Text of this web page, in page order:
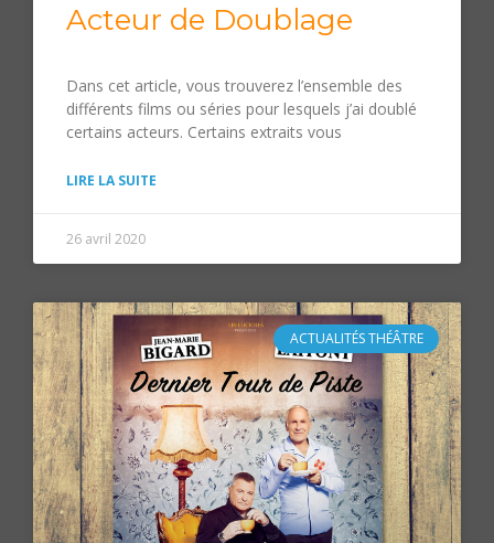
Acteur de Doublage
Dans cet article, vous trouverez l’ensemble des
différents films ou séries pour lesquels j’ai doublé
certains acteurs. Certains extraits vous
LIRE LA SUITE
26 avril 2020
ACTUALITÉS THÉÂTRE